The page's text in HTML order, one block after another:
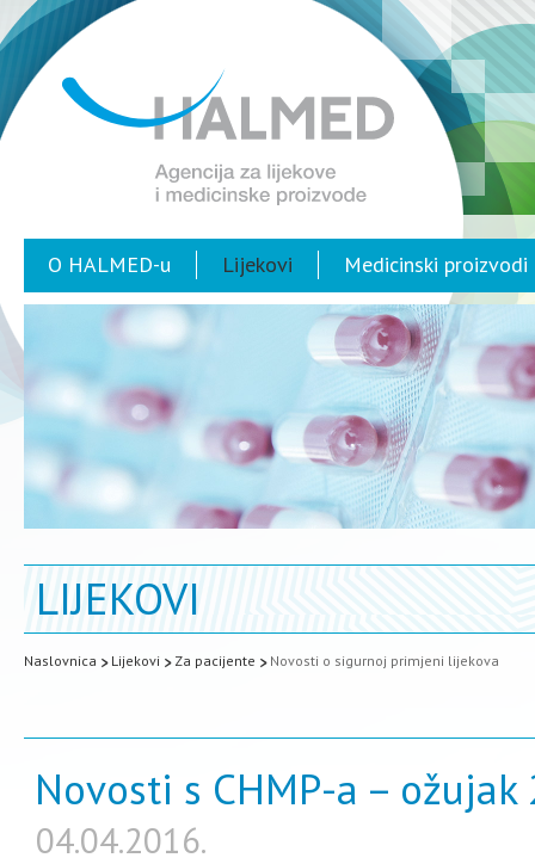
O HALMED-u Lijekovi Medicinski proizvodi
LIJEKOVI
Naslovnica Lijekovi Za pacijente Novosti o sigurnoj primjeni lijekova
Novosti s CHMP-a –
04.04.2016.